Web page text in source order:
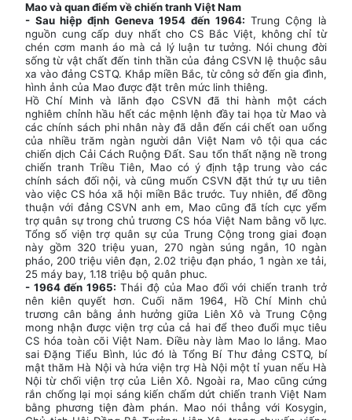
Mao và quan điểm về chiến tranh Việt Nam
- Sau hiệp định Geneva 1954 đến 1964: Trung Cộng là
nguồn cung cấp duy nhất cho CS Bắc Việt, không chỉ từ
chén cơm manh áo mà cả lý luận tư tưởng. Nói chung đời
sống từ vật chất đến tinh thần của đảng CSVN lệ thuộc sâu
xa vào đảng CSTQ. Khắp miền Bắc, từ công sở đến gia đình,
hình ảnh của Mao được đặt trên mức linh thiêng.
Hồ Chí Minh và lãnh đạo CSVN đã thi hành một cách
nghiêm chỉnh hầu hết các mệnh lệnh đầy tai họa từ Mao và
các chính sách phi nhân này đã dẫn đến cái chết oan uổng
của nhiều trăm ngàn người dân Việt Nam vô tội qua các
chiến dịch Cải Cách Ruộng Đất. Sau tổn thất nặng nề trong
chiến tranh Triều Tiên, Mao có ý định tập trung vào các
chính sách đối nội, và cũng muốn CSVN đặt thứ tự ưu tiên
vào việc CS hóa xã hội miền Bắc trước. Tuy nhiên, để đồng
thuận với đảng CSVN anh em, Mao cũng đã tích cực yểm
trợ quân sự trong chủ trương CS hóa Việt Nam bằng võ lực.
Tổng số viện trợ quân sự của Trung Cộng trong giai đoạn
này gồm 320 triệu yuan, 270 ngàn súng ngắn, 10 ngàn
pháo, 200 triệu viên đạn, 2.02 triệu đạn pháo, 1 ngàn xe tải,
25 máy bay, 1.18 triệu bộ quân phuc.
- 1964 đến 1965: Thái độ của Mao đối với chiến tranh trở
nên kiên quyết hơn. Cuối năm 1964, Hồ Chí Minh chủ
trương cân bằng ảnh hưởng giữa Liên Xô và Trung Cộng
mong nhận được viện trợ của cả hai để theo đuổi mục tiêu
CS hóa toàn cõi Việt Nam. Điều này làm Mao lo lắng. Mao
sai Đặng Tiểu Bình, lúc đó là Tổng Bí Thư đảng CSTQ, bí
mật thăm Hà Nội và hứa viện trợ Hà Nội một tỉ yuan nếu Hà
Nội từ chối viện trợ của Liên Xô. Ngoài ra, Mao cũng cứng
rắn chống lại mọi sáng kiến chấm dứt chiến tranh Việt Nam
bằng phương tiện đàm phán. Mao nói thẳng với Kosygin,